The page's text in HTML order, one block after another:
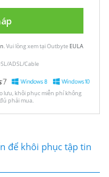
. Vui lòng xem tại Outbyte EULA
ADSL/Cable
lưu, khôi phục miễn phí không
phải mua.
để khôi phục tập tin